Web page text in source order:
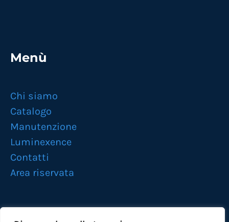
Menù
Chi siamo
Catalogo
Manutenzione
Luminexence
Contatti
Area riservata